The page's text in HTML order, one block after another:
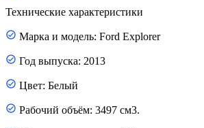
Технические характеристики
Марка и модель: Ford Explorer
Год выпуска: 2013
Цвет: Белый
Рабочий объём: 3497 см3.